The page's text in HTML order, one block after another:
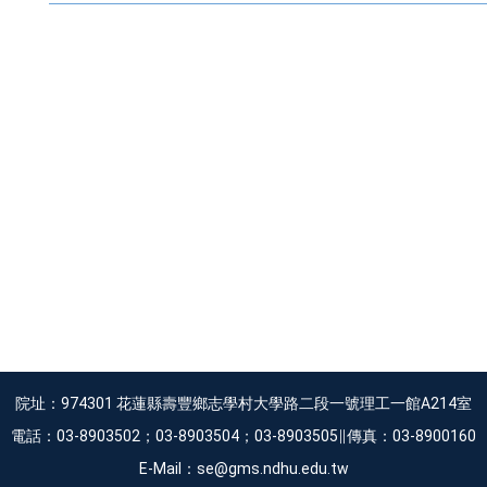
院址：974301 花蓮縣壽豐鄉志學村大學路二段一號理工一館A214室
電話：03-8903502；03-8903504；03-8903505∥傳真：03-8900160
E-Mail：se@gms.ndhu.edu.tw